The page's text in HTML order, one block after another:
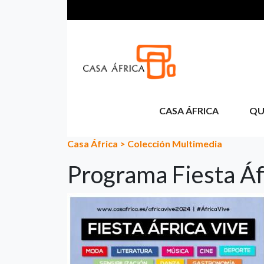
CASA ÁFRICA
Casa África > Colección Multimedia
Programa Fiesta